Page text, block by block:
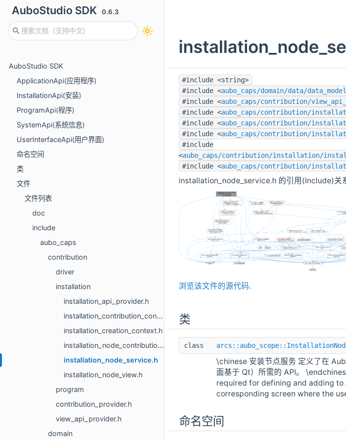
AuboStudio SDK 0.6.3
AuboStudio SDK
ApplicationApi(应用程序)
InstallationApi(安装)
ProgramApi(程序)
SystemApi(系统信息)
UserInterfaceApi(用户界面)
命名空间
类
文件
文件列表
doc
include
aubo_caps
contribution
driver
installation
installation_api_provider.h
installation_contribution_configuration.h
installation_creation_context.h
installation_node_contribution.h
installation_node_service.h
installation_node_view.h
program
contribution_provider.h
view_api_provider.h
domain
#include <string>
#include <aubo_caps/domain/data/
#include <aubo_caps/contribution/
#include <aubo_caps/contribution/
#include <aubo_caps/contribution/
#include <aubo_caps/contribution/
#include
<aubo_caps/contribution/installation/
#include <aubo_caps/contribution/
installation_node_service.h 的引用(Include)关
浏览该文件的源代码.
类
class
\chinese 安装节点服务 定义了在
面基于 Qt）所需的 API。
required for defining and adding
corresponding screen where the
命名空间